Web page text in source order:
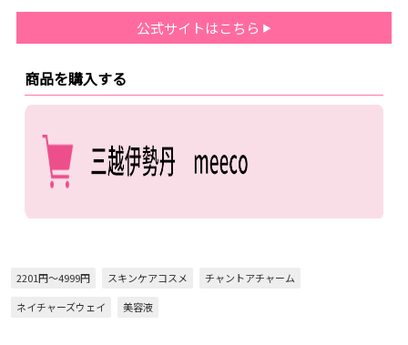
公式サイトはこちら
商品を購入する
2201円～4999円 スキンケアコスメ
チャントアチャーム
ネイチャーズウェイ
美容液